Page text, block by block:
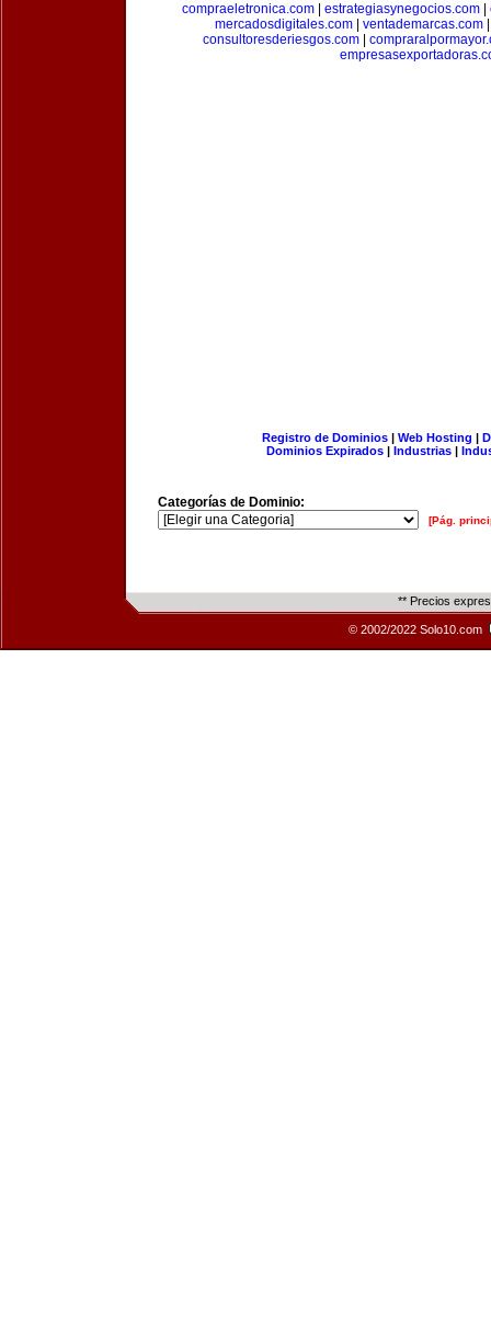
compraeletronica.com
estrategiasynegocios.com
mercadosdigitales.com| ventademarcas.com
consultoresderiesgos.com
Registro de Dominios| Web Hosting |
Dominios Expirados | Industrias |
Categorías de Dominio:
[Pág.
** Precios
© 2002/2022 Solo10.com